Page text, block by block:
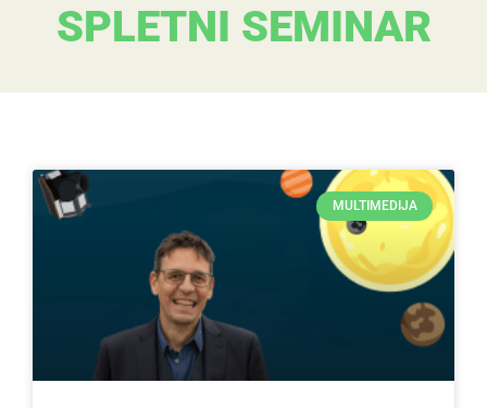
SPLETNI SEMINAR
MULTIMEDIJA